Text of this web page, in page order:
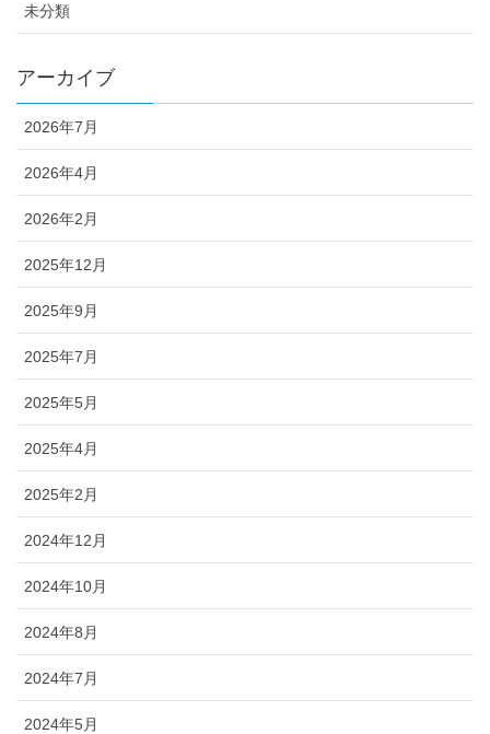
未分類
アーカイブ
2026年7月
2026年4月
2026年2月
2025年12月
2025年9月
2025年7月
2025年5月
2025年4月
2025年2月
2024年12月
2024年10月
2024年8月
2024年7月
2024年5月